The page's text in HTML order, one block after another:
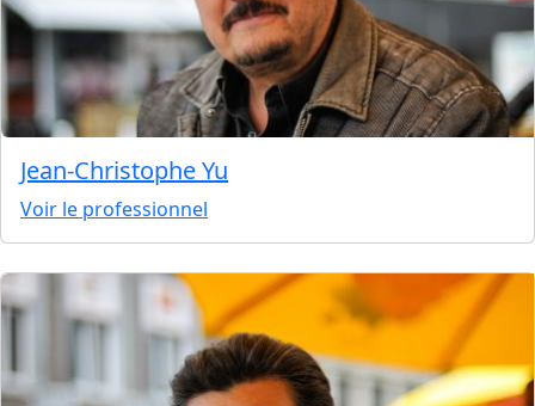
Jean-Christophe Yu
Voir le professionnel